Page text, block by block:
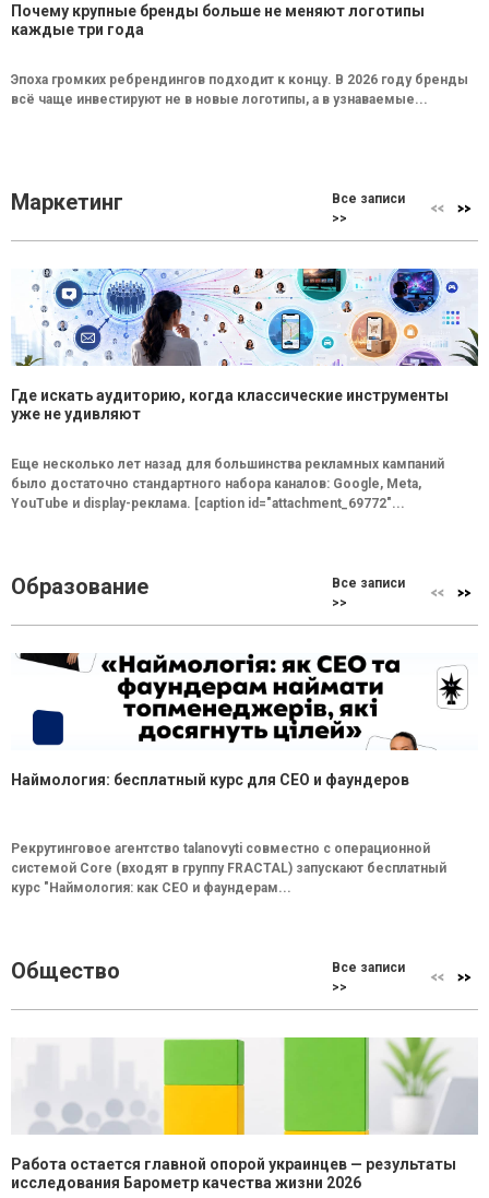
Почему крупные бренды больше не меняют логотипы
каждые три года
Эпоха громких ребрендингов подходит к концу. В 2026 году бренды
всё чаще инвестируют не в новые логотипы, а в узнаваемые...
Маркетинг
Все записи
>>
Где искать аудиторию, когда классические инструменты
уже не удивляют
Еще несколько лет назад для большинства рекламных кампаний
было достаточно стандартного набора каналов: Google, Meta,
YouTube и display-реклама. [caption id="attachment_69772"...
Образование
Все записи
>>
Наймология: бесплатный курс для CEO и фаундеров
Рекрутинговое агентство talanovyti совместно с операционной
системой Core (входят в группу FRACTAL) запускают бесплатный
курс "Наймология: как СEO и фаундерам...
Общество
Все записи
>>
Работа остается главной опорой украинцев — результаты
исследования Барометр качества жизни 2026